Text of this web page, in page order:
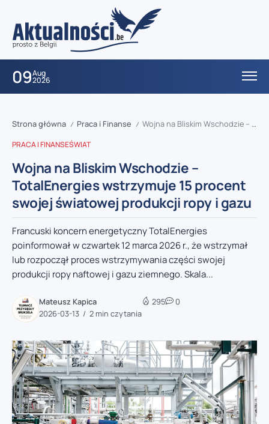
09Aug
2026
Strona główna / Praca i Finanse / Wojna na Bliskim Wschodzie – TotalEnergies wstrzymuje 15 procent swojej światowej produkcji ropy i gazu
PRACA I FINANSEŚWIAT
Wojna na Bliskim Wschodzie –
TotalEnergies wstrzymuje 15 procent
swojej światowej produkcji ropy i gazu
Francuski koncern energetyczny TotalEnergies
poinformował w czwartek 12 marca 2026 r., że wstrzymał
lub rozpoczął proces wstrzymywania części swojej
produkcji ropy naftowej i gazu ziemnego. Skala...
Mateusz Kapica
2026-03-13
2 min czytania
295 0